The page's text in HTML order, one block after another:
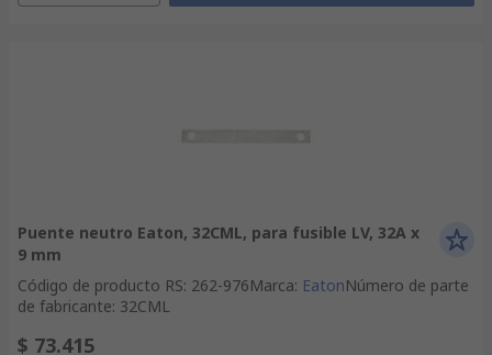
Puente neutro Eaton, 32CML, para fusible LV, 32A x
9 mm
Código de producto RS: 262-976Marca: EatonNúmero de parte
de fabricante: 32CML
$ 73.415